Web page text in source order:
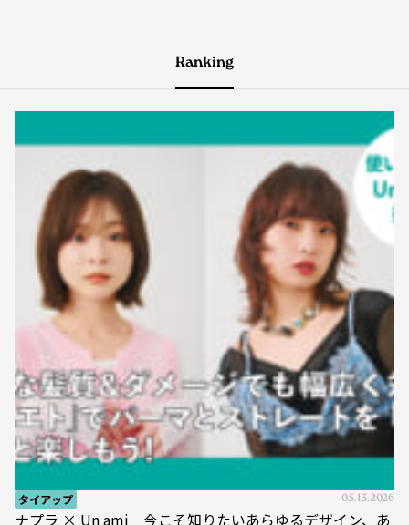
Ranking
タイアップ 05.13.2026
ナプラ × Un ami 今こそ知りたいあらゆるデザイン、あ